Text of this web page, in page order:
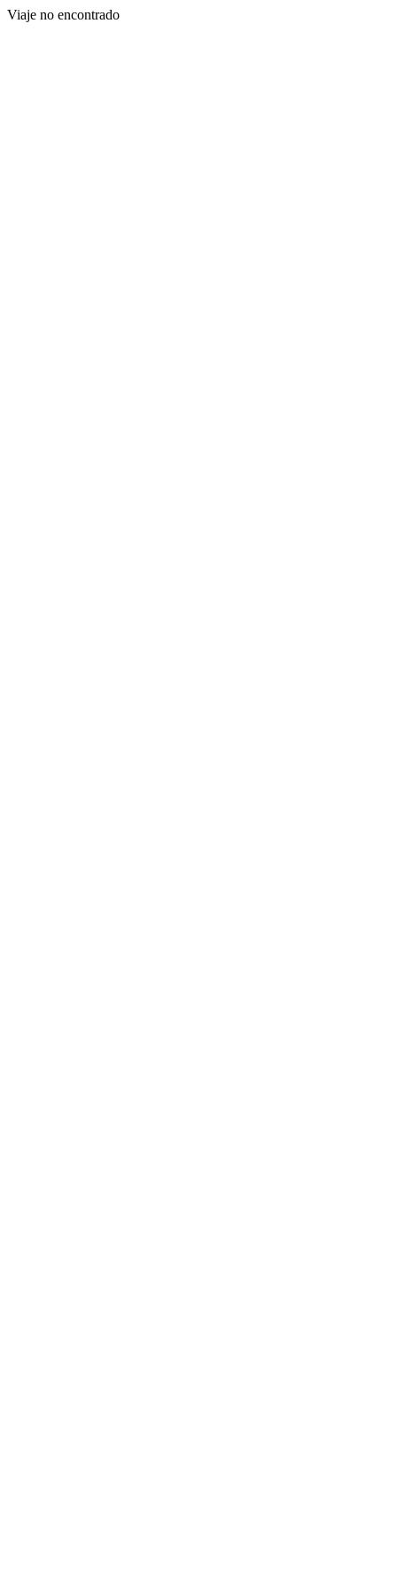
Viaje no encontrado